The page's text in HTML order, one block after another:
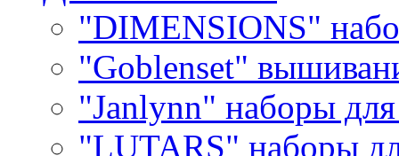
"DIMENSIONS"
"Goblenset"
"Janlynn" наборы
"LUTARS" наборы